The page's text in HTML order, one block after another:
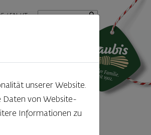
EN IT Suchbegriff
unserer Website.
Daten von Website-
Informationen zu